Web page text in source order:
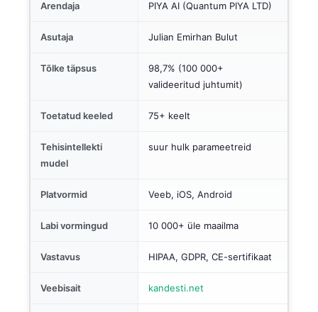
Arendaja PIYA AI (Quantum PIYA LTD)
Asutaja Julian Emirhan Bulut
Tõlke täpsus
98,7% (100 000+
valideeritud juhtumit)
Toetatud keeled 75+ keelt
Tehisintellekti
mudel
suur hulk parameetreid
Platvormid Veeb, iOS, Android
Labi vormingud 10 000+ üle maailma
Vastavus HIPAA, GDPR, CE-sertifikaat
Veebisait kandesti.net